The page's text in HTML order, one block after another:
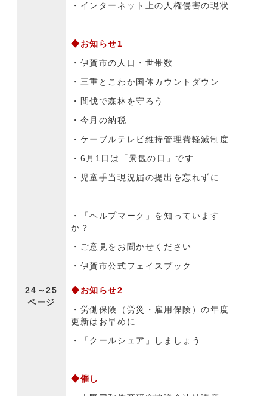
・インターネット上の人権侵害の現状
◆お知らせ1
・伊賀市の人口・世帯数
・三重とこわか国体カウントダウン
・間伐で森林を守ろう
・今月の納税
・ケーブルテレビ維持管理費軽減制度
・6月1日は「景観の日」です
・児童手当現況届の提出を忘れずに
・「ヘルプマーク」を知っています
か？
・ご意見をお聞かせください
・伊賀市公式フェイスブック
24～25
ページ
◆お知らせ2
・労働保険（労災・雇用保険）の年度
更新はお早めに
・「クールシェア」しましょう
◆催し